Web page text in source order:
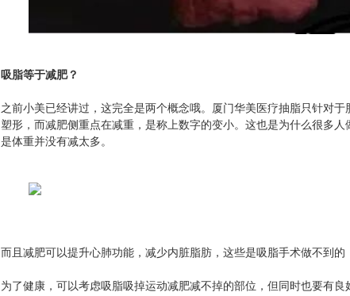
吸脂等于减肥？
之前小美已经讲过，这完全是两个概念哦。 厦门华美医疗抽脂只针对于
塑形，而减肥侧重点在减重，是称上数字的变小。这也是为什么很多
是体重并没有减太多。
而且减肥可以提升心肺功能，减少内脏脂肪，这些是吸脂手术做不到的
为了健康，可以考虑吸脂吸掉运动减肥减不掉的部位，但同时也要有良